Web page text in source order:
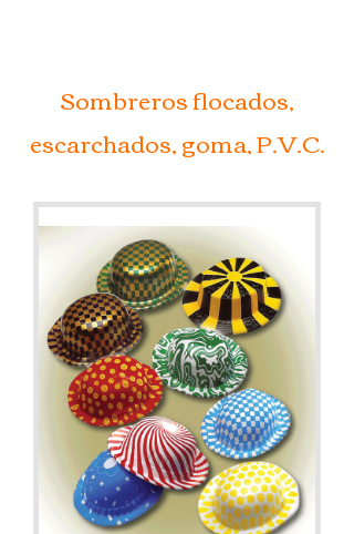
Sombreros flocados,
escarchados, goma, P.V.C.